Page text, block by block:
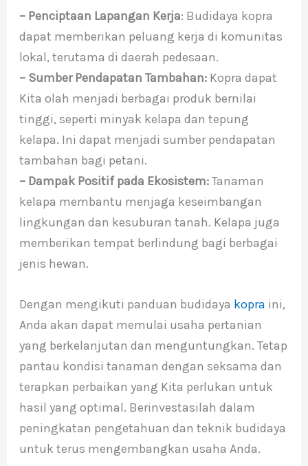
– Penciptaan Lapangan Kerja: Budidaya kopra
dapat memberikan peluang kerja di komunitas
lokal, terutama di daerah pedesaan.
– Sumber Pendapatan Tambahan:Kopra dapat
Kita olah menjadi berbagai produk bernilai
tinggi, seperti minyak kelapa dan tepung
kelapa. Ini dapat menjadi sumber pendapatan
tambahan bagi petani.
– Dampak Positif pada Ekosistem:Tanaman
kelapa membantu menjaga keseimbangan
lingkungan dan kesuburan tanah. Kelapa juga
memberikan tempat berlindung bagi berbagai
jenis hewan.
Dengan mengikuti panduan budidaya kopra ini,
Anda akan dapat memulai usaha pertanian
yang berkelanjutan dan menguntungkan. Tetap
pantau kondisi tanaman dengan seksama dan
terapkan perbaikan yang Kita perlukan untuk
hasil yang optimal. Berinvestasilah dalam
peningkatan pengetahuan dan teknik budidaya
untuk terus mengembangkan usaha Anda.